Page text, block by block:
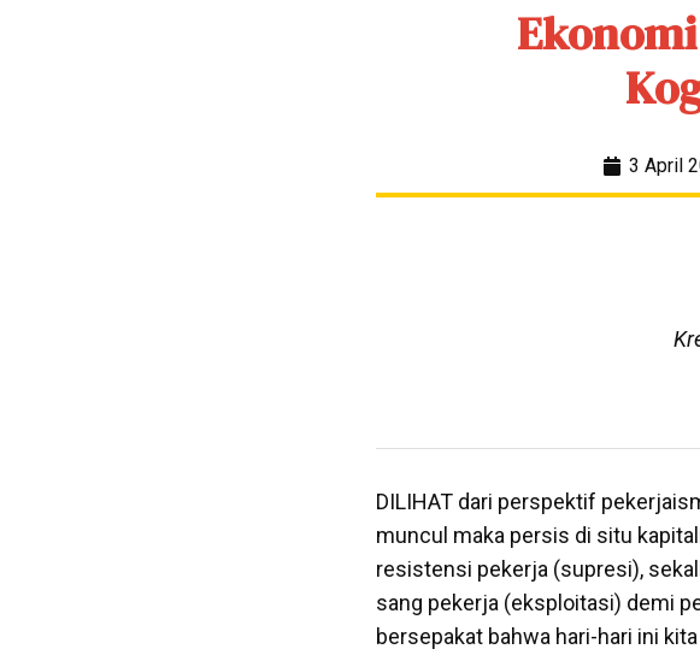
3 April
DILIHAT dari perspektif
muncul maka persis di situ
resistensi pekerja (supresi),
sang pekerja (eksploitasi) demi
bersepakat bahwa hari-hari ini